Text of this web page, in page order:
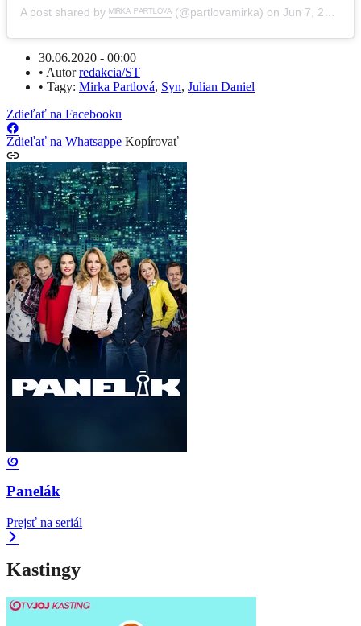
A post shared by ᴹᴵᴿᴷᴬ ᴾᴬᴿᵀᴸᴼⱽᴬ (@partlovamirka) on Jun 7, 2020 at 8:56am PDT
30.06.2020 - 00:00
• Autorredakcia/ST
• Tagy: Mirka Partlová, Syn, Julian Daniel
Zdieľať na Facebooku
Zdieľať na Whatsappe Kopírovať
Panelák
Prejsť na seriál
Kastingy